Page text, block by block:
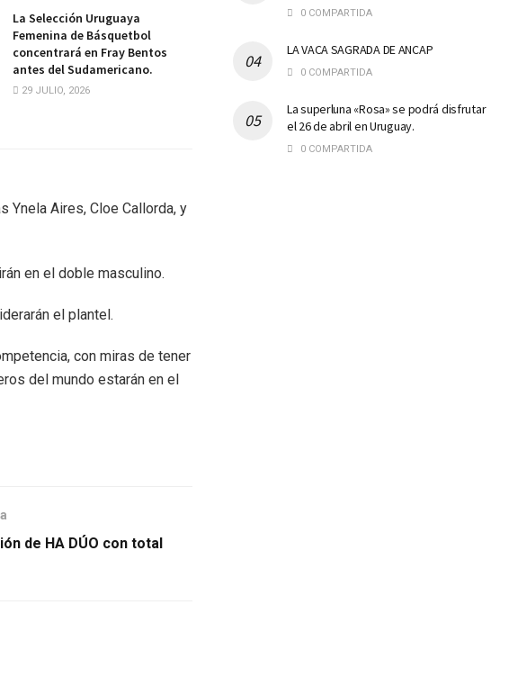
La Selección Uruguaya
Femenina de Básquetbol
concentrará en Fray Bentos
antes del Sudamericano.
29 JULIO, 2026
Ynela Aires, Cloe Callorda, y
en el doble masculino.
el plantel.
con miras de tener
del mundo estarán en el
de HA DÚO con total
0 COMPARTIDA
LA VACA SAGRADA DE ANCAP
0 COMPARTIDA
La superluna «Rosa» se podrá disfrutar
el 26 de abril en Uruguay.
0 COMPARTIDA